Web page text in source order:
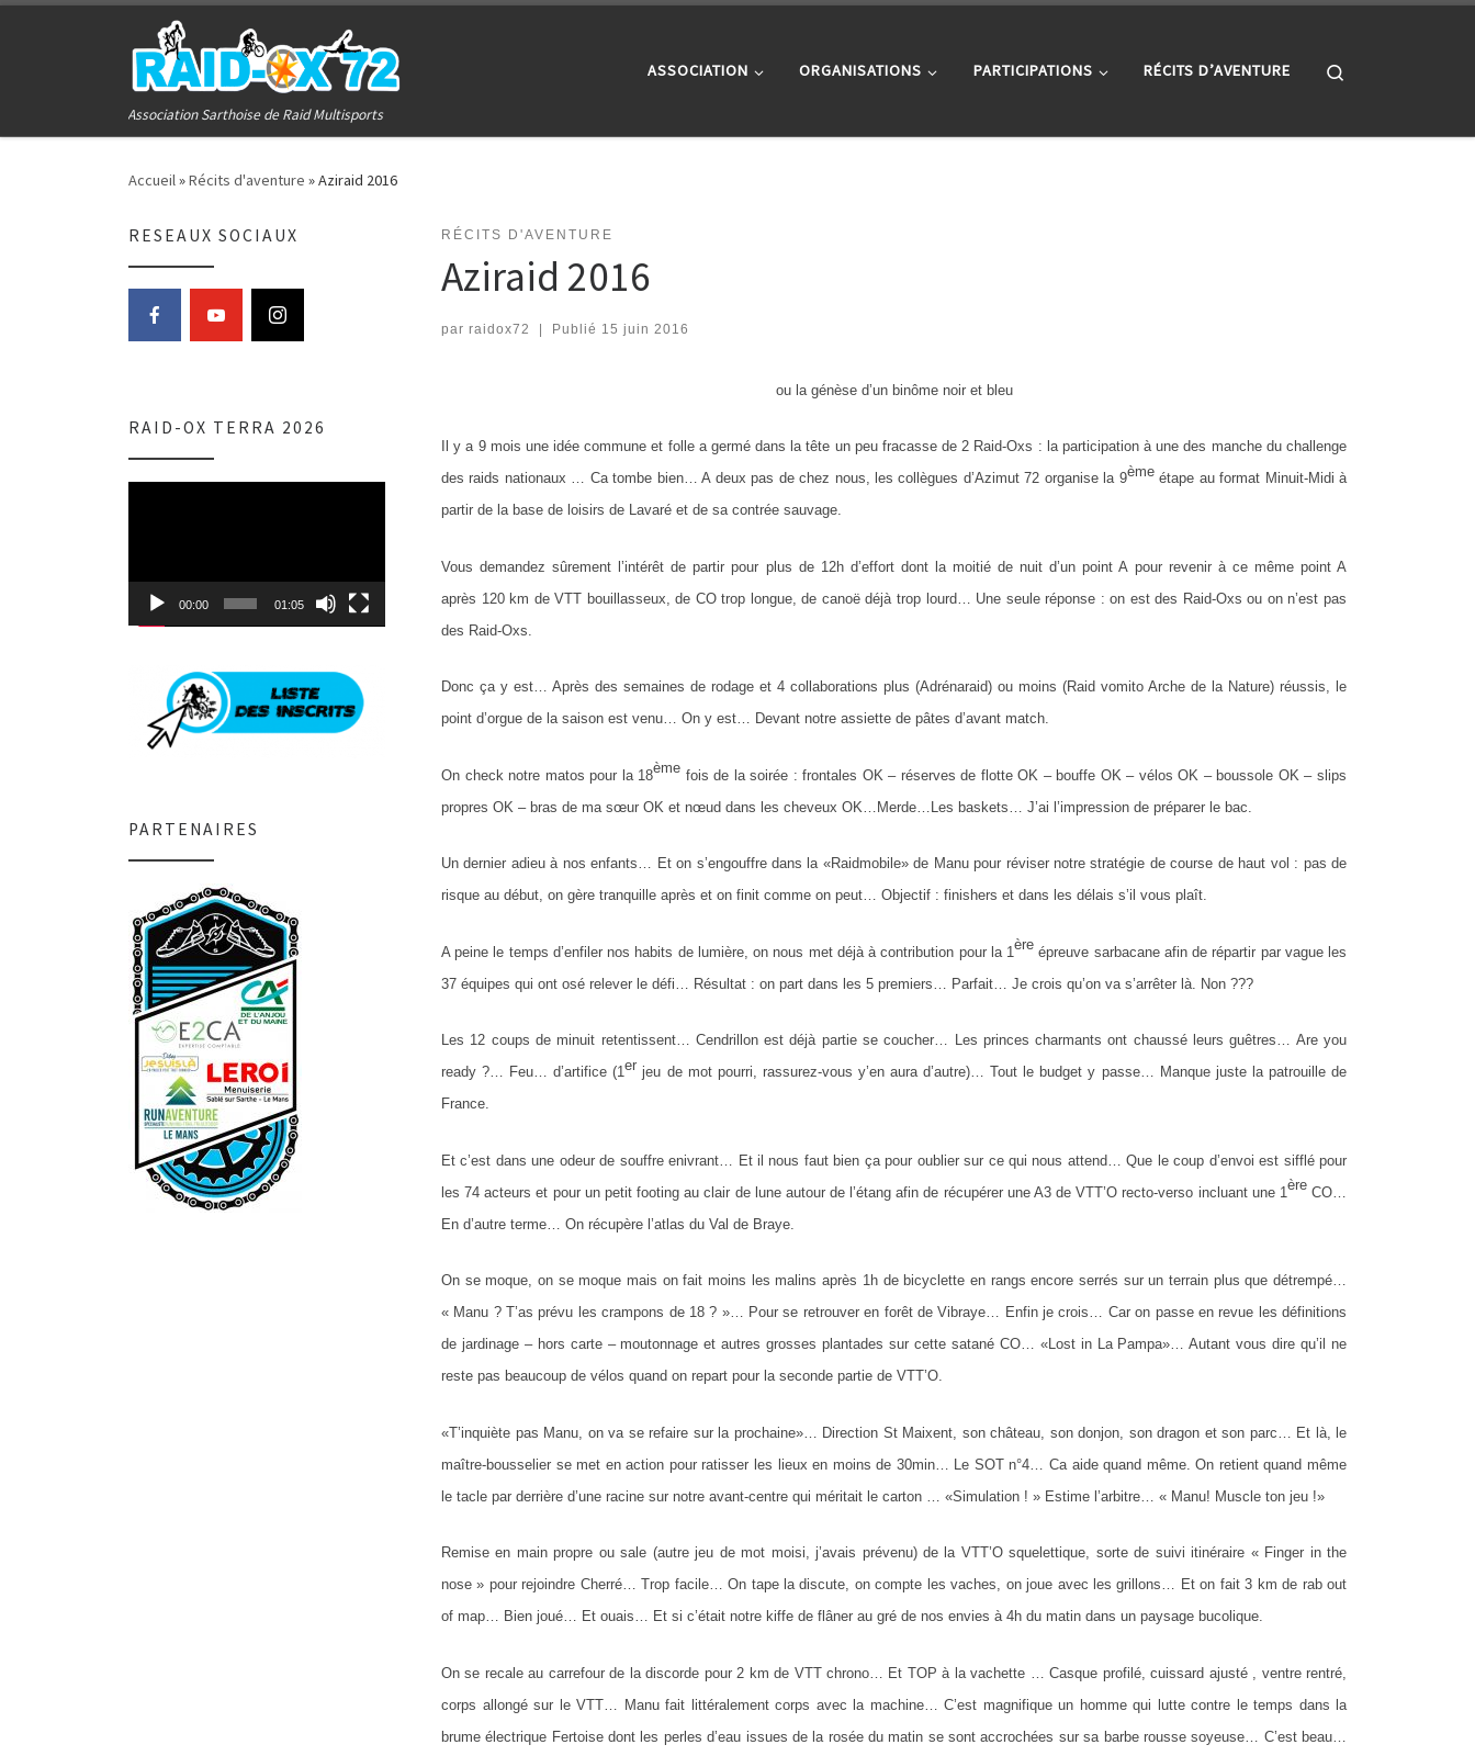
Association Sarthoise de Raid Multisports
ASSOCIATION ORGANISATIONS PARTICIPATIONS RÉCITS D’AVENTURE
Accueil»Récits d'aventure »Aziraid 2016
RÉCITS D'AVENTURE
Aziraid 2016
par raidox72 | Publié 15 juin 2016
ou la génèse d’un binôme noir et bleu
Il y a 9 mois une idée commune et folle a germé dans la tête un peu fracasse de 2 Raid-Oxs : la participation à une des manche du challenge
des raids nationaux … Ca tombe bien… A deux pas de chez nous, les collègues d’Azimut 72 organise la 9èmeétape au format Minuit-Midi à
partir de la base de loisirs de Lavaré et de sa contrée sauvage.
Vous demandez sûrement l’intérêt de partir pour plus de 12h d’effort dont la moitié de nuit d’un point A pour revenir à ce même point A
après 120 km de VTT bouillasseux, de CO trop longue, de canoë déjà trop lourd… Une seule réponse : on est des Raid-Oxs ou on n’est pas
des Raid-Oxs.
Donc ça y est… Après des semaines de rodage et 4 collaborations plus (Adrénaraid) ou moins (Raid vomito Arche de la Nature) réussis, le
point d’orgue de la saison est venu… On y est… Devant notre assiette de pâtes d’avant match.
On check notre matos pour la 18ème fois de la soirée : frontales OK – réserves de flotte OK – bouffe OK – vélos OK – boussole OK – slips
propres OK – bras de ma sœur OK et nœud dans les cheveux OK…Merde…Les baskets… J’ai l’impression de préparer le bac.
Un dernier adieu à nos enfants… Et on s’engouffre dans la «Raidmobile» de Manu pour réviser notre stratégie de course de haut vol : pas de
risque au début, on gère tranquille après et on finit comme on peut… Objectif : finishers et dans les délais s’il vous plaît.
A peine le temps d’enfiler nos habits de lumière, on nous met déjà à contribution pour la 1ère épreuve sarbacane afin de répartir par vague les
37 équipes qui ont osé relever le défi… Résultat : on part dans les 5 premiers… Parfait… Je crois qu’on va s’arrêter là. Non ???
Les 12 coups de minuit retentissent… Cendrillon est déjà partie se coucher… Les princes charmants ont chaussé leurs guêtres… Are you
ready ?… Feu… d’artifice (1er jeu de mot pourri, rassurez-vous y’en aura d’autre)… Tout le budget y passe… Manque juste la patrouille de
France.
Et c’est dans une odeur de souffre enivrant… Et il nous faut bien ça pour oublier sur ce qui nous attend… Que le coup d’envoi est sifflé pour
les 74 acteurs et pour un petit footing au clair de lune autour de l’étang afin de récupérer une A3 de VTT’O recto-verso incluant une 1 èreCO…
En d’autre terme… On récupère l’atlas du Val de Braye.
On se moque, on se moque mais on fait moins les malins après 1h de bicyclette en rangs encore serrés sur un terrain plus que détrempé…
« Manu ? T’as prévu les crampons de 18 ? »… Pour se retrouver en forêt de Vibraye… Enfin je crois… Car on passe en revue les définitions
de jardinage – hors carte – moutonnage et autres grosses plantades sur cette satané CO… «Lost in La Pampa»… Autant vous dire qu’il ne
reste pas beaucoup de vélos quand on repart pour la seconde partie de VTT’O.
«T’inquiète pas Manu, on va se refaire sur la prochaine»… Direction St Maixent, son château, son donjon, son dragon et son parc… Et là, le
maître-bousselier se met en action pour ratisser les lieux en moins de 30min… Le SOT n°4… Ca aide quand même. On retient quand même
le tacle par derrière d’une racine sur notre avant-centre qui méritait le carton … «Simulation ! » Estime l’arbitre… « Manu! Muscle ton jeu !»
Remise en main propre ou sale (autre jeu de mot moisi, j’avais prévenu) de la VTT’O squelettique, sorte de suivi itinéraire « Finger in the
nose » pour rejoindre Cherré… Trop facile… On tape la discute, on compte les vaches, on joue avec les grillons… Et on fait 3 km de rab out
of map… Bien joué… Et ouais… Et si c’était notre kiffe de flâner au gré de nos envies à 4h du matin dans un paysage bucolique.
On se recale au carrefour de la discorde pour 2 km de VTT chrono… Et TOP à la vachette … Casque profilé, cuissard ajusté , ventre rentré,
corps allongé sur le VTT… Manu fait littéralement corps avec la machine… C’est magnifique un homme qui lutte contre le temps dans la
brume électrique Fertoise dont les perles d’eau issues de la rosée du matin se sont accrochées sur sa barbe rousse soyeuse… C’est beau…
RESEAUX SOCIAUX
RAID-OX TERRA 2026
00:00 01:05
PARTENAIRES